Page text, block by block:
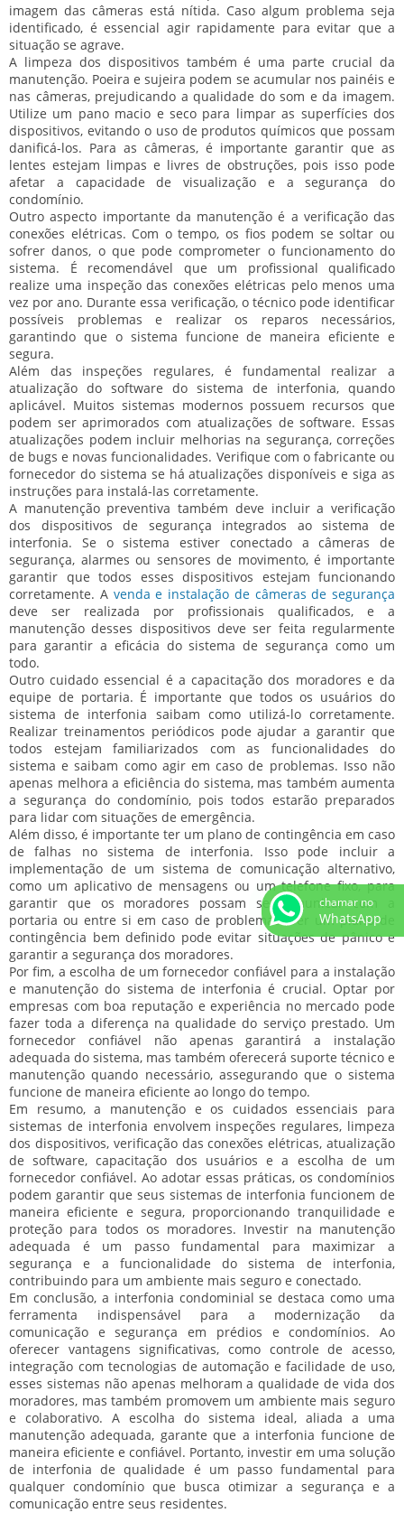
imagem das câmeras está nítida. Caso algum problema seja
identificado, é essencial agir rapidamente para evitar que a
situação se agrave.
A limpeza dos dispositivos também é uma parte crucial da
manutenção. Poeira e sujeira podem se acumular nos painéis e
nas câmeras, prejudicando a qualidade do som e da imagem.
Utilize um pano macio e seco para limpar as superfícies dos
dispositivos, evitando o uso de produtos químicos que possam
danificá-los. Para as câmeras, é importante garantir que as
lentes estejam limpas e livres de obstruções, pois isso pode
afetar a capacidade de visualização e a segurança do
condomínio.
Outro aspecto importante da manutenção é a verificação das
conexões elétricas. Com o tempo, os fios podem se soltar ou
sofrer danos, o que pode comprometer o funcionamento do
sistema. É recomendável que um profissional qualificado
realize uma inspeção das conexões elétricas pelo menos uma
vez por ano. Durante essa verificação, o técnico pode identificar
possíveis problemas e realizar os reparos necessários,
garantindo que o sistema funcione de maneira eficiente e
segura.
Além das inspeções regulares, é fundamental realizar a
atualização do software do sistema de interfonia, quando
aplicável. Muitos sistemas modernos possuem recursos que
podem ser aprimorados com atualizações de software. Essas
atualizações podem incluir melhorias na segurança, correções
de bugs e novas funcionalidades. Verifique com o fabricante ou
fornecedor do sistema se há atualizações disponíveis e siga as
instruções para instalá-las corretamente.
A manutenção preventiva também deve incluir a verificação
dos dispositivos de segurança integrados ao sistema de
interfonia. Se o sistema estiver conectado a câmeras de
segurança, alarmes ou sensores de movimento, é importante
garantir que todos esses dispositivos estejam funcionando
corretamente. A venda e instalação de câmeras de segurança
deve ser realizada por profissionais qualificados, e a
manutenção desses dispositivos deve ser feita regularmente
para garantir a eficácia do sistema de segurança como um
todo.
Outro cuidado essencial é a capacitação dos moradores e da
equipe de portaria. É importante que todos os usuários do
sistema de interfonia saibam como utilizá-lo corretamente.
Realizar treinamentos periódicos pode ajudar a garantir que
todos estejam familiarizados com as funcionalidades do
sistema e saibam como agir em caso de problemas. Isso não
apenas melhora a eficiência do sistema, mas também aumenta
a segurança do condomínio, pois todos estarão preparados
para lidar com situações de emergência.
Além disso, é importante ter um plano de contingência em caso
de falhas no sistema de interfonia. Isso pode incluir a
implementação de um sistema de comunicação alternativo,
como um aplicativo de mensagens ou um telefone fixo, para
garantir que os moradores possam se comunicar com a
portaria ou entre si em caso de problemas. Ter um plano de
contingência bem definido pode evitar situações de pânico e
garantir a segurança dos moradores.
Por fim, a escolha de um fornecedor confiável para a instalação
e manutenção do sistema de interfonia é crucial. Optar por
empresas com boa reputação e experiência no mercado pode
fazer toda a diferença na qualidade do serviço prestado. Um
fornecedor confiável não apenas garantirá a instalação
adequada do sistema, mas também oferecerá suporte técnico e
manutenção quando necessário, assegurando que o sistema
funcione de maneira eficiente ao longo do tempo.
Em resumo, a manutenção e os cuidados essenciais para
sistemas de interfonia envolvem inspeções regulares, limpeza
dos dispositivos, verificação das conexões elétricas, atualização
de software, capacitação dos usuários e a escolha de um
fornecedor confiável. Ao adotar essas práticas, os condomínios
podem garantir que seus sistemas de interfonia funcionem de
maneira eficiente e segura, proporcionando tranquilidade e
proteção para todos os moradores. Investir na manutenção
adequada é um passo fundamental para maximizar a
segurança e a funcionalidade do sistema de interfonia,
contribuindo para um ambiente mais seguro e conectado.
Em conclusão, a interfonia condominial se destaca como uma
ferramenta indispensável para a modernização da
comunicação e segurança em prédios e condomínios. Ao
oferecer vantagens significativas, como controle de acesso,
integração com tecnologias de automação e facilidade de uso,
esses sistemas não apenas melhoram a qualidade de vida dos
moradores, mas também promovem um ambiente mais seguro
e colaborativo. A escolha do sistema ideal, aliada a uma
manutenção adequada, garante que a interfonia funcione de
maneira eficiente e confiável. Portanto, investir em uma solução
de interfonia de qualidade é um passo fundamental para
qualquer condomínio que busca otimizar a segurança e a
comunicação entre seus residentes.
chamar no
WhatsApp